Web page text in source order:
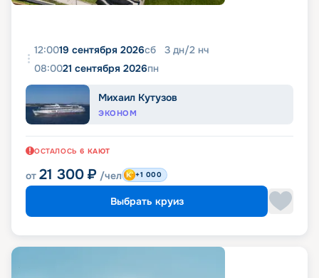
12:0019 сентября 2026сб 3 дн/2 нч
08:0021 сентября 2026пн
Михаил Кутузов
ЭКОНОМ
ОСТАЛОСЬ 6 КАЮТ
от 21 300 ₽ /чел +1 000
Выбрать круиз